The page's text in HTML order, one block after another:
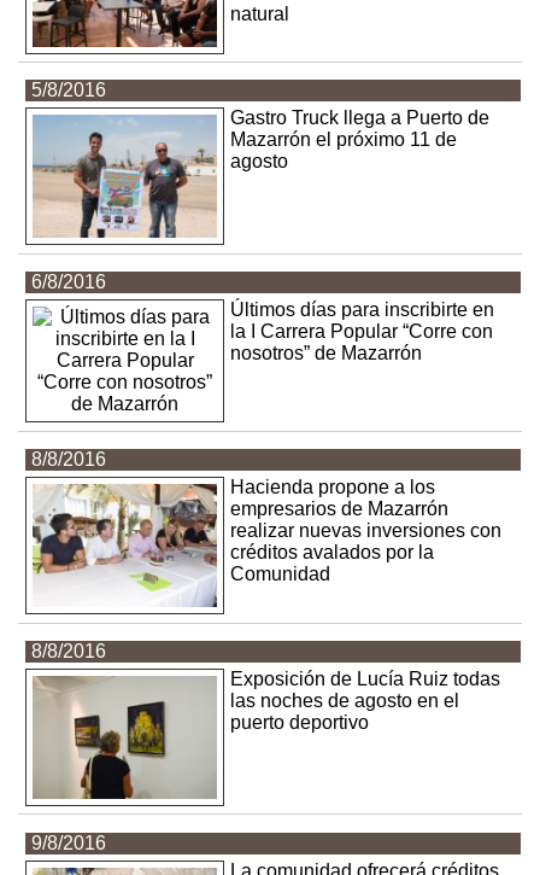
natural
5/8/2016
Gastro Truck llega a Puerto de
Mazarrón el próximo 11 de
agosto
6/8/2016
Últimos días para inscribirte en
la I Carrera Popular “Corre con
nosotros” de Mazarrón
8/8/2016
Hacienda propone a los
empresarios de Mazarrón
realizar nuevas inversiones con
créditos avalados por la
Comunidad
8/8/2016
Exposición de Lucía Ruiz todas
las noches de agosto en el
puerto deportivo
9/8/2016
La comunidad ofrecerá créditos